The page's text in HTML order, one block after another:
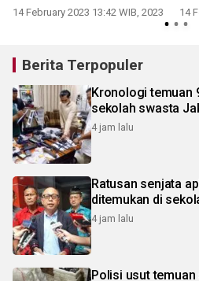
14 February 2023 13:42 WIB, 2023 14
Berita Terpopuler
Kronologi temuan
sekolah swasta
4 jam lalu
Ratusan senjata
ditemukan di
4 jam lalu
Polisi usut